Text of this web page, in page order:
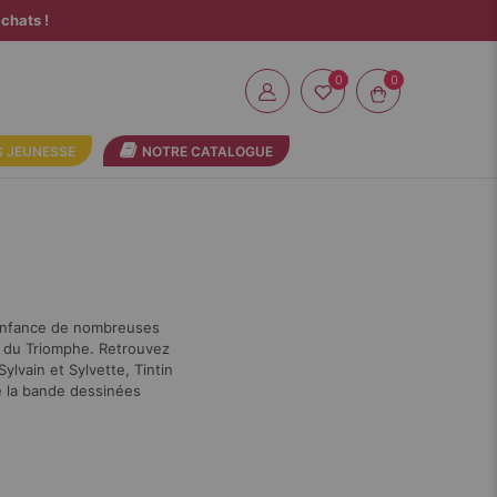
!
0
JEUNESSE NOTRE CATALOGUE
de nombreuses
Triomphe. Retrouvez
et Sylvette, Tintin
la bande dessinées